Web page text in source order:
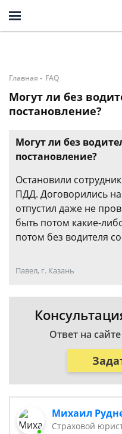
Главная - FAQ
Могут ли без
постановление?
Могут ли без
постановление?
Остановили
ПДД. Договорились
отпустил даже не
быть потом какие-
потом без водителя
Павел, г. Казань
Ответ на
Михаил
Страховой